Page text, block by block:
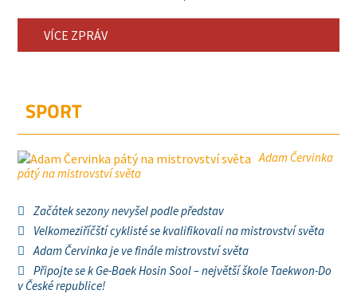
VÍCE ZPRÁV
SPORT
Adam Červinka
pátý na mistrovství světa
Začátek sezony nevyšel podle představ
Velkomeziříčští cyklisté se kvalifikovali na mistrovství světa
Adam Červinka je ve finále mistrovství světa
Připojte se k Ge-Baek Hosin Sool – největší škole Taekwon-Do
v České republice!